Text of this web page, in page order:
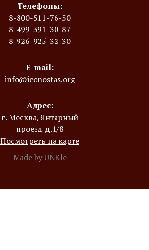
Телефоны:
8-800-511-76-50
8-499-391-30-87
8-926-925-32-30
E-mail:
info@iconostas.org
Адрес:
г. Москва, Янтарный
проезд д.1/8
Посмотреть на карте
Made by UNKle